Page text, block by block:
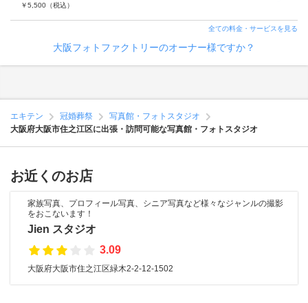
￥5,500 （税込）
全ての料金・サービスを見る
大阪フォトファクトリーのオーナー様ですか？
エキテン 冠婚葬祭
写真館・フォトスタジオ
大阪府大阪市住之江区に出張・訪問可能な写真館・フォトスタジオ
お近くのお店
家族写真、プロフィール写真、シニア写真など様々なジャンルの撮影
をおこないます！
Jien スタジオ
3.09
大阪府大阪市住之江区緑木2-2-12-1502